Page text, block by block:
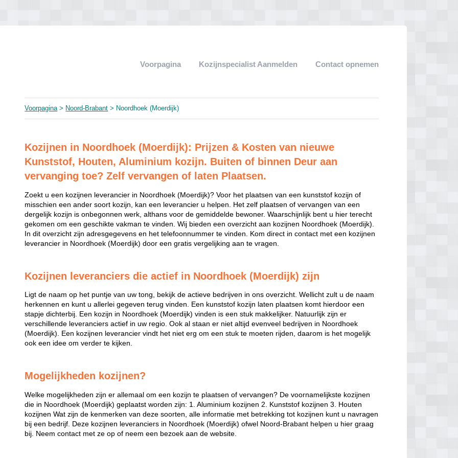
Voorpagina Kozijnspecialist Aanmelden Contact opnemen
Voorpagina> Noord-Brabant > Noordhoek (Moerdijk)
Kozijnen in Noordhoek (Moerdijk): Prijzen & Kosten van nieuwe
Kunststof, Houten, Aluminium kozijn. Buiten of binnen Deur aan
vervanging toe? Zelf vervangen of laten Plaatsen.
Zoekt u een kozijnen leverancier in Noordhoek (Moerdijk)? Voor het plaatsen van een kunststof kozijn of
misschien een ander soort kozijn, kan een leverancier u helpen. Het zelf plaatsen of vervangen van een
dergelijk kozijn is onbegonnen werk, althans voor de gemiddelde bewoner. Waarschijnlijk bent u hier terecht
gekomen om een geschikte vakman te vinden. Wij bieden een overzicht aan kozijnen Noordhoek (Moerdijk).
In dit overzicht zijn adresgegevens en het telefoonnummer te vinden. Kom direct in contact met een kozijnen
leverancier in Noordhoek (Moerdijk) door een gratis vergelijking aan te vragen.
Kozijnen leveranciers die actief in Noordhoek (Moerdijk) zijn
Ligt de naam op het puntje van uw tong, bekijk de actieve bedrijven in ons overzicht. Wellicht zult u de naam
herkennen en kunt u allerlei gegeven terug vinden. Een kunststof kozijn laten plaatsen komt hierdoor een
stapje dichterbij. Een kozijn in Noordhoek (Moerdijk) vinden is een stuk makkelijker. Natuurlijk zijn er
verschillende leveranciers actief in uw regio. Ook al staan er niet altijd evenveel bedrijven in Noordhoek
(Moerdijk). Een kozijnen leverancier vindt het niet erg om een stuk te moeten rijden, daarom is het mogelijk
ook een idee om verder te kijken.
Mogelijkheden kozijnen?
Welke mogelijkheden zijn er allemaal om een kozijn te plaatsen of vervangen? De voornamelijkste kozijnen
die in Noordhoek (Moerdijk) geplaatst worden zijn: 1. Aluminium kozijnen 2. Kunststof kozijnen 3. Houten
kozijnen Wat zijn de kenmerken van deze soorten, alle informatie met betrekking tot kozijnen kunt u navragen
bij een bedrijf. Deze kozijnen leveranciers in Noordhoek (Moerdijk) ofwel Noord-Brabant helpen u hier graag
bij. Neem contact met ze op of neem een bezoek aan de website.